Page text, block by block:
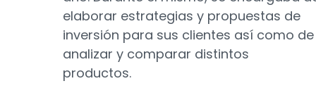
elaborar estrategias y propuestas de
inversión para sus clientes así como de
analizar y comparar distintos
productos.